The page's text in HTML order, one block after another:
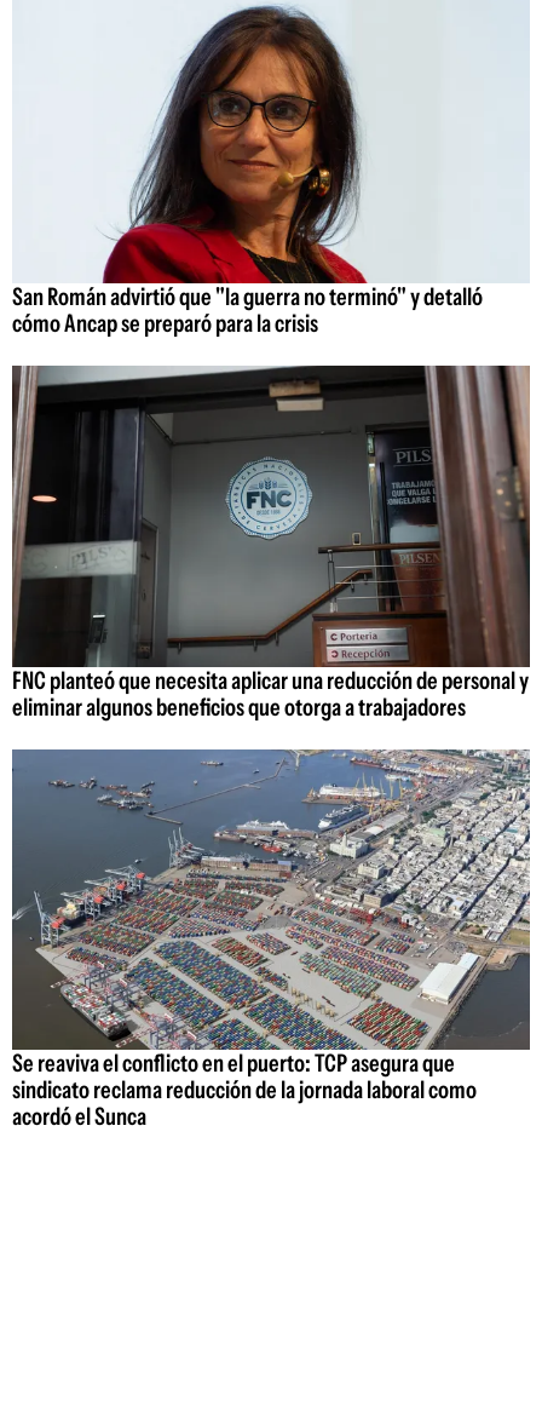
San Román advirtió que "la guerra no terminó" y detalló
cómo Ancap se preparó para la crisis
FNC planteó que necesita aplicar una reducción de personal y
eliminar algunos beneficios que otorga a trabajadores
Se reaviva el conflicto en el puerto: TCP asegura que
sindicato reclama reducción de la jornada laboral como
acordó el Sunca